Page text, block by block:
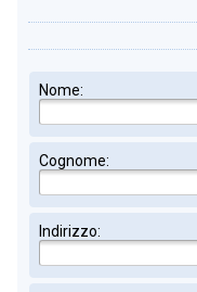
Nome:
Cognome:
Indirizzo: